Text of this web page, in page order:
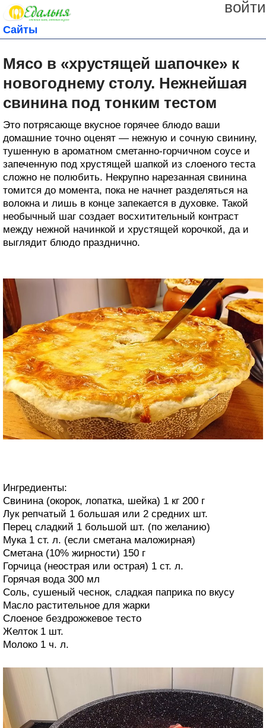
войти
Сайты
Мясо в «хрустящей шапочке» к
новогоднему столу. Нежнейшая
свинина под тонким тестом
Это потрясающе вкусное горячее блюдо ваши
домашние точно оценят — нежную и сочную свинину,
тушенную в ароматном сметанно-горчичном соусе и
запеченную под хрустящей шапкой из слоеного теста
сложно не полюбить. Некрупно нарезанная свинина
томится до момента, пока не начнет разделяться на
волокна и лишь в конце запекается в духовке. Такой
необычный шаг создает восхитительный контраст
между нежной начинкой и хрустящей корочкой, да и
выглядит блюдо празднично.
Ингредиенты:
Свинина (окорок, лопатка, шейка) 1 кг 200 г
Лук репчатый 1 большая или 2 средних шт.
Перец сладкий 1 большой шт. (по желанию)
Мука 1 ст. л. (если сметана маложирная)
Сметана (10% жирности) 150 г
Горчица (неострая или острая) 1 ст. л.
Горячая вода 300 мл
Соль, сушеный чеснок, сладкая паприка по вкусу
Масло растительное для жарки
Слоеное бездрожжевое тесто
Желток 1 шт.
Молоко 1 ч. л.